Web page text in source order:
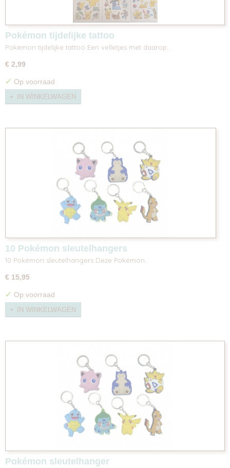
Pokémon tijdelijke tattoo
Pokémon tijdelijke tattoo Een velletjes met daarop…
€ 2,99
✓ Op voorraad
IN WINKELWAGEN
10 Pokémon sleutelhangers
10 Pokémon sleutelhangers Deze Pokémon…
€ 15,95
✓ Op voorraad
IN WINKELWAGEN
Pokémon sleutelhanger